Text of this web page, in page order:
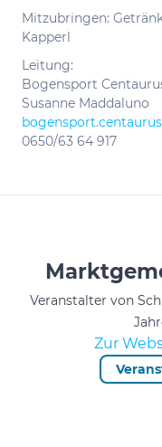
Mitzubringen:
Kapperl
Leitung:
Bogensport
Susanne Maddaluno
0650/63 64 917
Veranstalter von
Zur